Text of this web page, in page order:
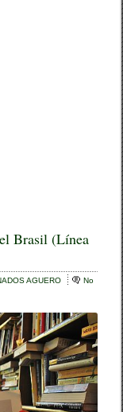
Brasil (Línea
AGUERO
No